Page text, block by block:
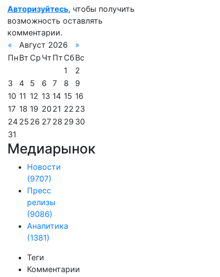
Авторизуйтесь, чтобы получить
возможность оставлять
комментарии.
«
Август 2026
»
Пн Вт Ср Чт Пт СбВс
1
2
3
4 5 6 7 8
9
10 11 12 13 14 15 16
17 18 19 20 21 22 23
24 25 26 27 28 29 30
31
Медиарынок
Новости
(9707)
Пресс
релизы
(9086)
Аналитика
(1381)
Теги
Комментарии